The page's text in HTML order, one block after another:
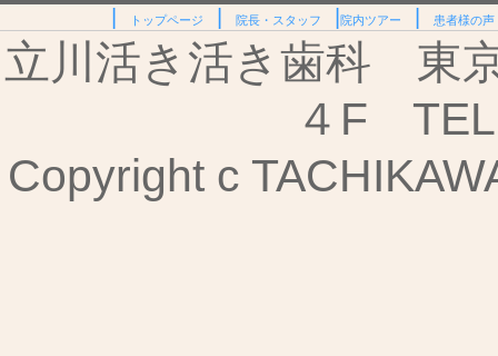
| トップページ | 院長・スタッフ |院内ツアー | 患者様の声
立川活き活き歯科 東
４F
Copyright c